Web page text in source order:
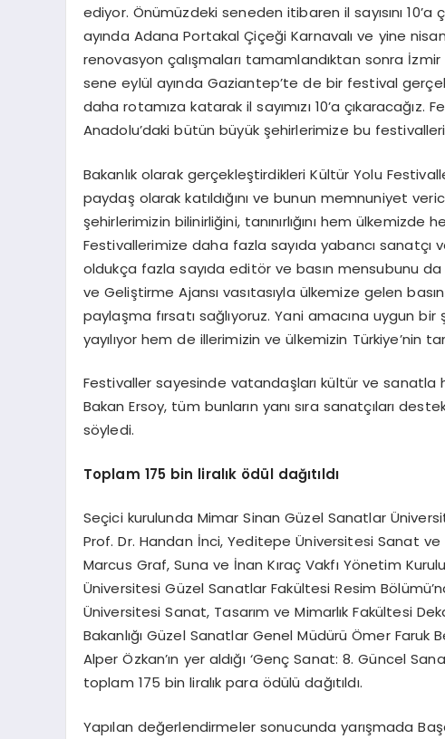
ediyor. Önümüzdeki seneden itibaren il sayısını
ayında Adana Portakal Çiçeği Karnavalı ve yine
renovasyon çalışmaları tamamlandıktan sonra
sene eylül ayında Gaziantep’te de bir festival
daha rotamıza katarak il sayımızı 10’a çıkaracağız.
Anadolu’daki bütün büyük şehirlerimize bu festivalleri
Bakanlık olarak gerçekleştirdikleri Kültür Yolu
paydaş olarak katıldığını ve bunun memnuniyet
şehirlerimizin bilinirliğini, tanınırlığını hem
Festivallerimize daha fazla sayıda yabancı sanatçı
oldukça fazla sayıda editör ve basın mensubunu da
ve Geliştirme Ajansı vasıtasıyla ülkemize gelen
paylaşma fırsatı sağlıyoruz. Yani amacına uygun
yayılıyor hem de illerimizin ve ülkemizin Türkiye’nin
Festivaller sayesinde vatandaşları kültür ve sanatla
Bakan Ersoy, tüm bunların yanı sıra sanatçıları
söyledi.
Toplam 175 bin liralık ödül dağıtıldı
Seçici kurulunda Mimar Sinan Güzel Sanatlar
Prof. Dr. Handan İnci, Yeditepe Üniversitesi Sanat
Marcus Graf, Suna ve İnan Kıraç Vakfı Yönetim
Üniversitesi Güzel Sanatlar Fakültesi Resim
Üniversitesi Sanat, Tasarım ve Mimarlık Fakültesi
Bakanlığı Güzel Sanatlar Genel Müdürü Ömer Faruk
Alper Özkan’ın yer aldığı ‘Genç Sanat: 8. Güncel
toplam 175 bin liralık para ödülü dağıtıldı.
Yapılan değerlendirmeler sonucunda yarışmada